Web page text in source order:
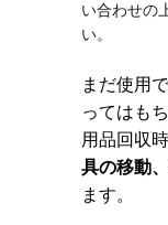
い合わせの
い。
まだ使用
ってはも
用品回収
具の移動
ます。